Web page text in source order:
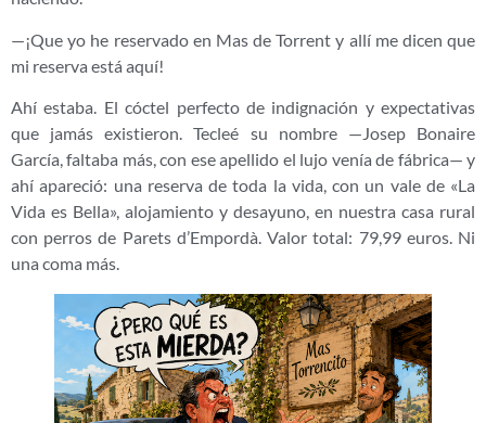
—¡Que yo he reservado en Mas de Torrent y allí me dicen que
mi reserva está aquí!
Ahí estaba. El cóctel perfecto de indignación y expectativas
que jamás existieron. Tecleé su nombre —Josep Bonaire
García, faltaba más, con ese apellido el lujo venía de fábrica— y
ahí apareció: una reserva de toda la vida, con un vale de «La
Vida es Bella», alojamiento y desayuno, en nuestra casa rural
con perros de Parets d’Empordà. Valor total: 79,99 euros. Ni
una coma más.